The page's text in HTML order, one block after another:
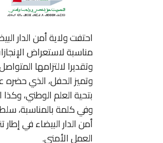
مناسبة لاستعراض
وتقديرا لالتزامها
وتميز الحفل، الذي حضره
بتحية العلم الوطني،
وفي كلمة بالمناسبة، سلط
أمن الدار البيضاء في
العمل الأمني.